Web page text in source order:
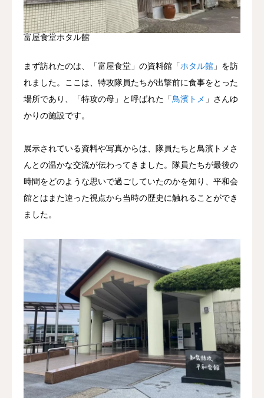
富屋食堂ホタル館
まず訪れたのは、「富屋食堂」の資料館「ホタル館 」を訪
れました。ここは、特攻隊員たちが出撃前に食事をとった
場所であり、「特攻の母」と呼ばれた「鳥濱トメ 」さんゆ
かりの施設です。
展示されている資料や写真からは、隊員たちと鳥濱トメさ
んとの温かな交流が伝わってきました。隊員たちが最後の
時間をどのような思いで過ごしていたのかを知り、平和会
館とはまた違った視点から当時の歴史に触れることができ
ました。